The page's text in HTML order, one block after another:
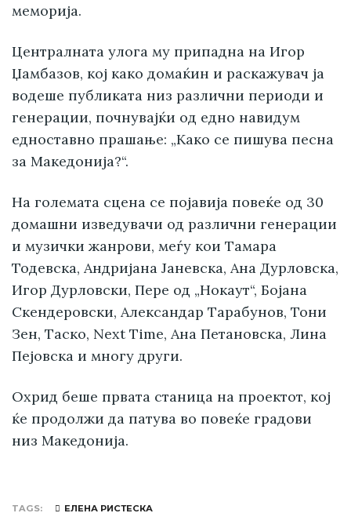
меморија.
Централната улога му припадна на Игор
Џамбазов, кој како домаќин и раскажувач ја
водеше публиката низ различни периоди и
генерации, почнувајќи од едно навидум
едноставно прашање: „Како се пишува песна
за Македонија?“.
На големата сцена се појавија повеќе од 30
домашни изведувачи од различни генерации
и музички жанрови, меѓу кои Тамара
Тодевска, Андријана Јаневска, Ана Дурловска,
Игор Дурловски, Пере од „Нокаут“, Бојана
Скендеровски, Александар Тарабунов, Тони
Зен, Таско, Next Time, Ана Петановска, Лина
Пејовска и многу други.
Охрид беше првата станица на проектот, кој
ќе продолжи да патува во повеќе градови
низ Македонија.
TAGS
ЕЛЕНА РИСТЕСКА